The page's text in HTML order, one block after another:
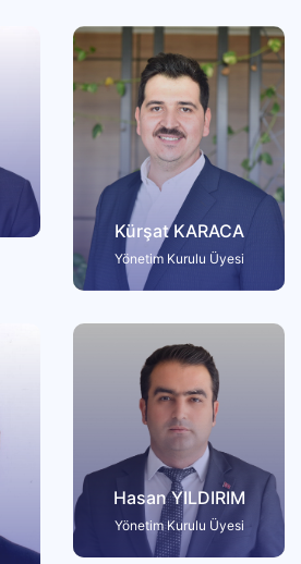
Kürşat KARACA
Yönetim Kurulu Üyesi
Hasan YILDIRIM
Yönetim Kurulu Üyesi